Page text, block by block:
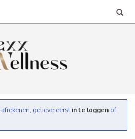
gelieve eerst in te loggen of